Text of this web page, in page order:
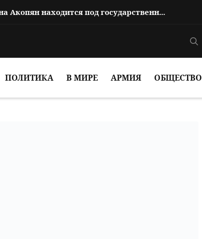
На каком основании Анна Акопян находится под государственной защитой?
ПОЛИТИКА В МИРЕ АРМИЯ ОБЩЕСТВО